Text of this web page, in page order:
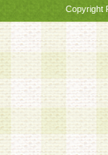
Copyright